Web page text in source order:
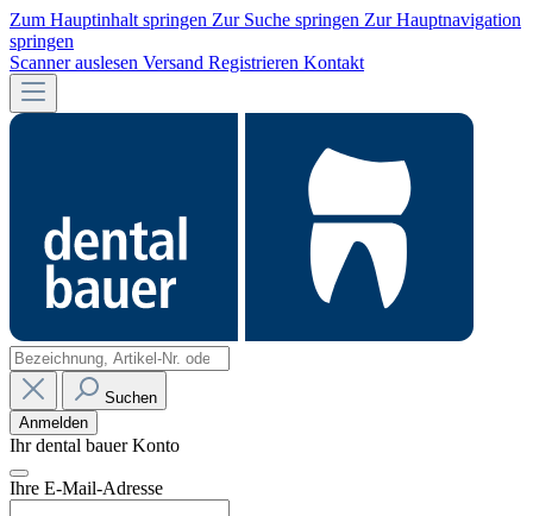
Zum Hauptinhalt springen Zur Suche springen Zur Hauptnavigation
springen
Scanner auslesen Versand Registrieren Kontakt
Suchen
Anmelden
Ihr dental bauer Konto
Ihre E-Mail-Adresse